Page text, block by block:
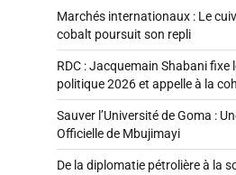
Marchés internationaux : Le
cobalt poursuit son repli
RDC : Jacquemain Shabani fixe
politique 2026 et appelle à la
Sauver l’Université de Goma :
Officielle de Mbujimayi
De la diplomatie pétrolière à la